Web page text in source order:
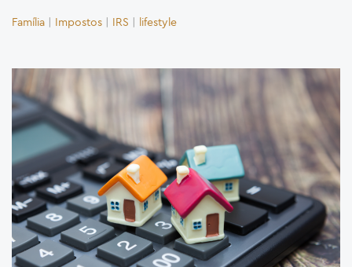
Família | Impostos | IRS | lifestyle